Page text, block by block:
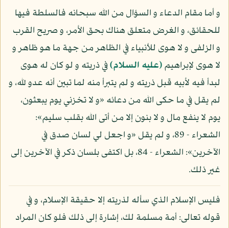
و أما مقام الدعاء و السؤال من الله سبحانه فالسلطة فيها
للحقائق، و الغرض متعلق هناك بحق الأمر، و صريح القرب
و الزلفى و لا هوى للأنبياء في الظاهر من جهة ما هو ظاهر و
لا هوى لإبراهيم(عليه السلام)في ذريته و لو كان له هوى
لبدأ فيه لأبيه قبل ذريته و لم يتبرأ منه لما تبين أنه عدو لله، و
لم يقل في ما حكى الله من دعائه «و لا تخزني يوم يبعثون،
يوم لا ينفع مال و لا بنون إلا من أتى الله بقلب سليم»:
الشعراء - 89، و لم يقل «و اجعل لي لسان صدق في
الآخرين»: الشعراء - 84، بل اكتفى بلسان ذكر في الآخرين إلى
غير ذلك.
فليس الإسلام الذي سأله لذريته إلا حقيقة الإسلام، و في
قوله تعالى: أمة مسلمة لك، إشارة إلى ذلك فلو كان المراد